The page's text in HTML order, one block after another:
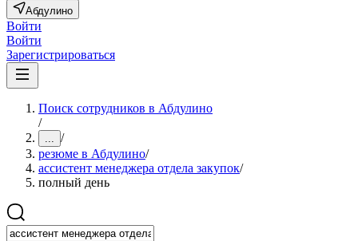
Абдулино
Войти
Войти
Зарегистрироваться
Поиск сотрудников в Абдулино
/
... /
резюме в Абдулино/
ассистент менеджера отдела закупок/
полный день